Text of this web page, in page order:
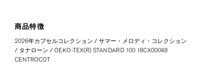
商品特徴
2026年カプセルコレクション / サマー・メロディ・コレクション
/ タナローン / OEKO-TEX(R) STANDARD 100 18CX00048
CENTROCOT